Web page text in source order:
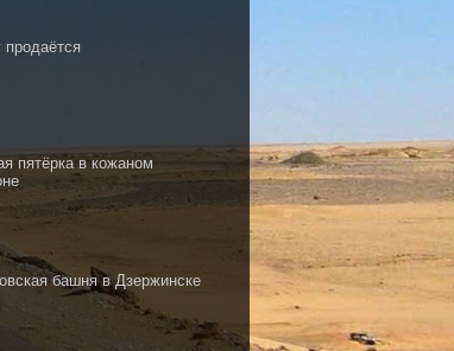
продаётся
пятёрка в кожаном
башня в Дзержинске